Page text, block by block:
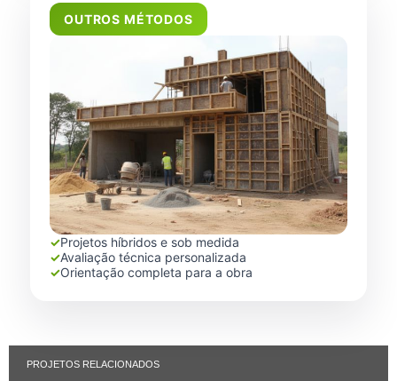
OUTROS MÉTODOS
✓Projetos híbridos e sob medida
✓Avaliação técnica personalizada
✓Orientação completa para a obra
PROJETOS RELACIONADOS